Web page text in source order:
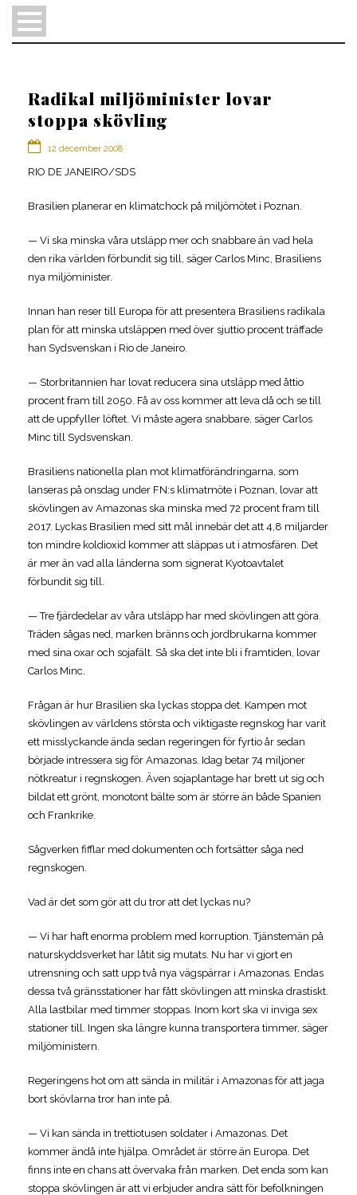
en
pt
sv
Radikal miljöminister lovar
stoppa skövling
12 december 2008
RIO DE JANEIRO/SDS
Brasilien planerar en klimatchock på miljömötet i Poznan.
— Vi ska minska våra utsläpp mer och snabbare än vad hela
den rika världen förbundit sig till, säger Carlos Minc, Brasiliens
nya miljöminister.
Innan han reser till Europa för att presentera Brasiliens radikala
plan för att minska utsläppen med över sjuttio procent träffade
han Sydsvenskan i Rio de Janeiro.
— Storbritannien har lovat reducera sina utsläpp med åttio
procent fram till 2050. Få av oss kommer att leva då och se till
att de uppfyller löftet. Vi måste agera snabbare, säger Carlos
Minc till Sydsvenskan.
Brasiliens nationella plan mot klimatförändringarna, som
lanseras på onsdag under FN:s klimatmöte i Poznan, lovar att
skövlingen av Amazonas ska minska med 72 procent fram till
2017. Lyckas Brasilien med sitt mål innebär det att 4,8 miljarder
ton mindre koldioxid kommer att släppas ut i atmosfären. Det
är mer än vad alla länderna som signerat Kyotoavtalet
förbundit sig till.
— Tre fjärdedelar av våra utsläpp har med skövlingen att göra.
Träden sågas ned, marken bränns och jordbrukarna kommer
med sina oxar och sojafält. Så ska det inte bli i framtiden, lovar
Carlos Minc.
Frågan är hur Brasilien ska lyckas stoppa det. Kampen mot
skövlingen av världens största och viktigaste regnskog har varit
ett misslyckande ända sedan regeringen för fyrtio år sedan
började intressera sig för Amazonas. Idag betar 74 miljoner
nötkreatur i regnskogen. Även sojaplantage har brett ut sig och
bildat ett grönt, monotont bälte som är större än både Spanien
och Frankrike.
Sågverken fifflar med dokumenten och fortsätter såga ned
regnskogen.
Vad är det som gör att du tror att det lyckas nu?
— Vi har haft enorma problem med korruption. Tjänstemän på
naturskyddsverket har låtit sig mutats. Nu har vi gjort en
utrensning och satt upp två nya vägspärrar i Amazonas. Endas
dessa två gränsstationer har fått skövlingen att minska drastiskt.
Alla lastbilar med timmer stoppas. Inom kort ska vi inviga sex
stationer till. Ingen ska längre kunna transportera timmer, säger
miljöministern.
Regeringens hot om att sända in militär i Amazonas för att jaga
bort skövlarna tror han inte på.
— Vi kan sända in trettiotusen soldater i Amazonas. Det
kommer ändå inte hjälpa. Området är större än Europa. Det
finns inte en chans att övervaka från marken. Det enda som kan
stoppa skövlingen är att vi erbjuder andra sätt för befolkningen